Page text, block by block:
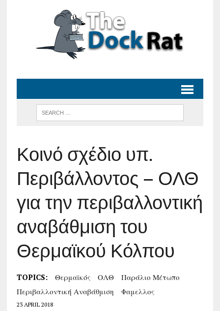
Κοινό σχέδιο υπ.
Περιβάλλοντος – ΟΛΘ
για την περιβαλλοντική
αναβάθμιση του
Θερμαϊκού Κόλπου
TOPICS: Θερμαϊκός ΟΛΘ
Παράλιο Μέτωπο
Περιβαλλοντική Αναβάθμιση
Φαμελλος
23 APRIL 2018